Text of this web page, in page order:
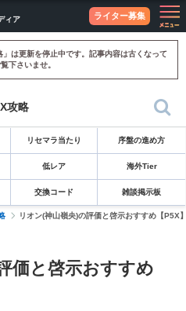
ィア
ライター募集
は更新を停止中です。記事内容は古くなって
下さいませ。
攻略
リセマラ当たり 序盤の進め方
低レア 海外Tier
交換コード 雑談掲示板
リオン(神山嶺央)の評価と啓示おすすめ【P5X
価と啓示おすすめ